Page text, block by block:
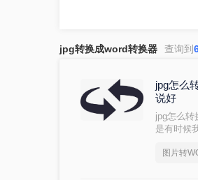
jpg转换成word转换器 查询到
jpg怎么
说好
jpg怎么转
是有时候
字不能
图片转